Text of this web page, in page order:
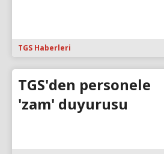
TGS Haberleri
TGS'den personele
'zam' duyurusu